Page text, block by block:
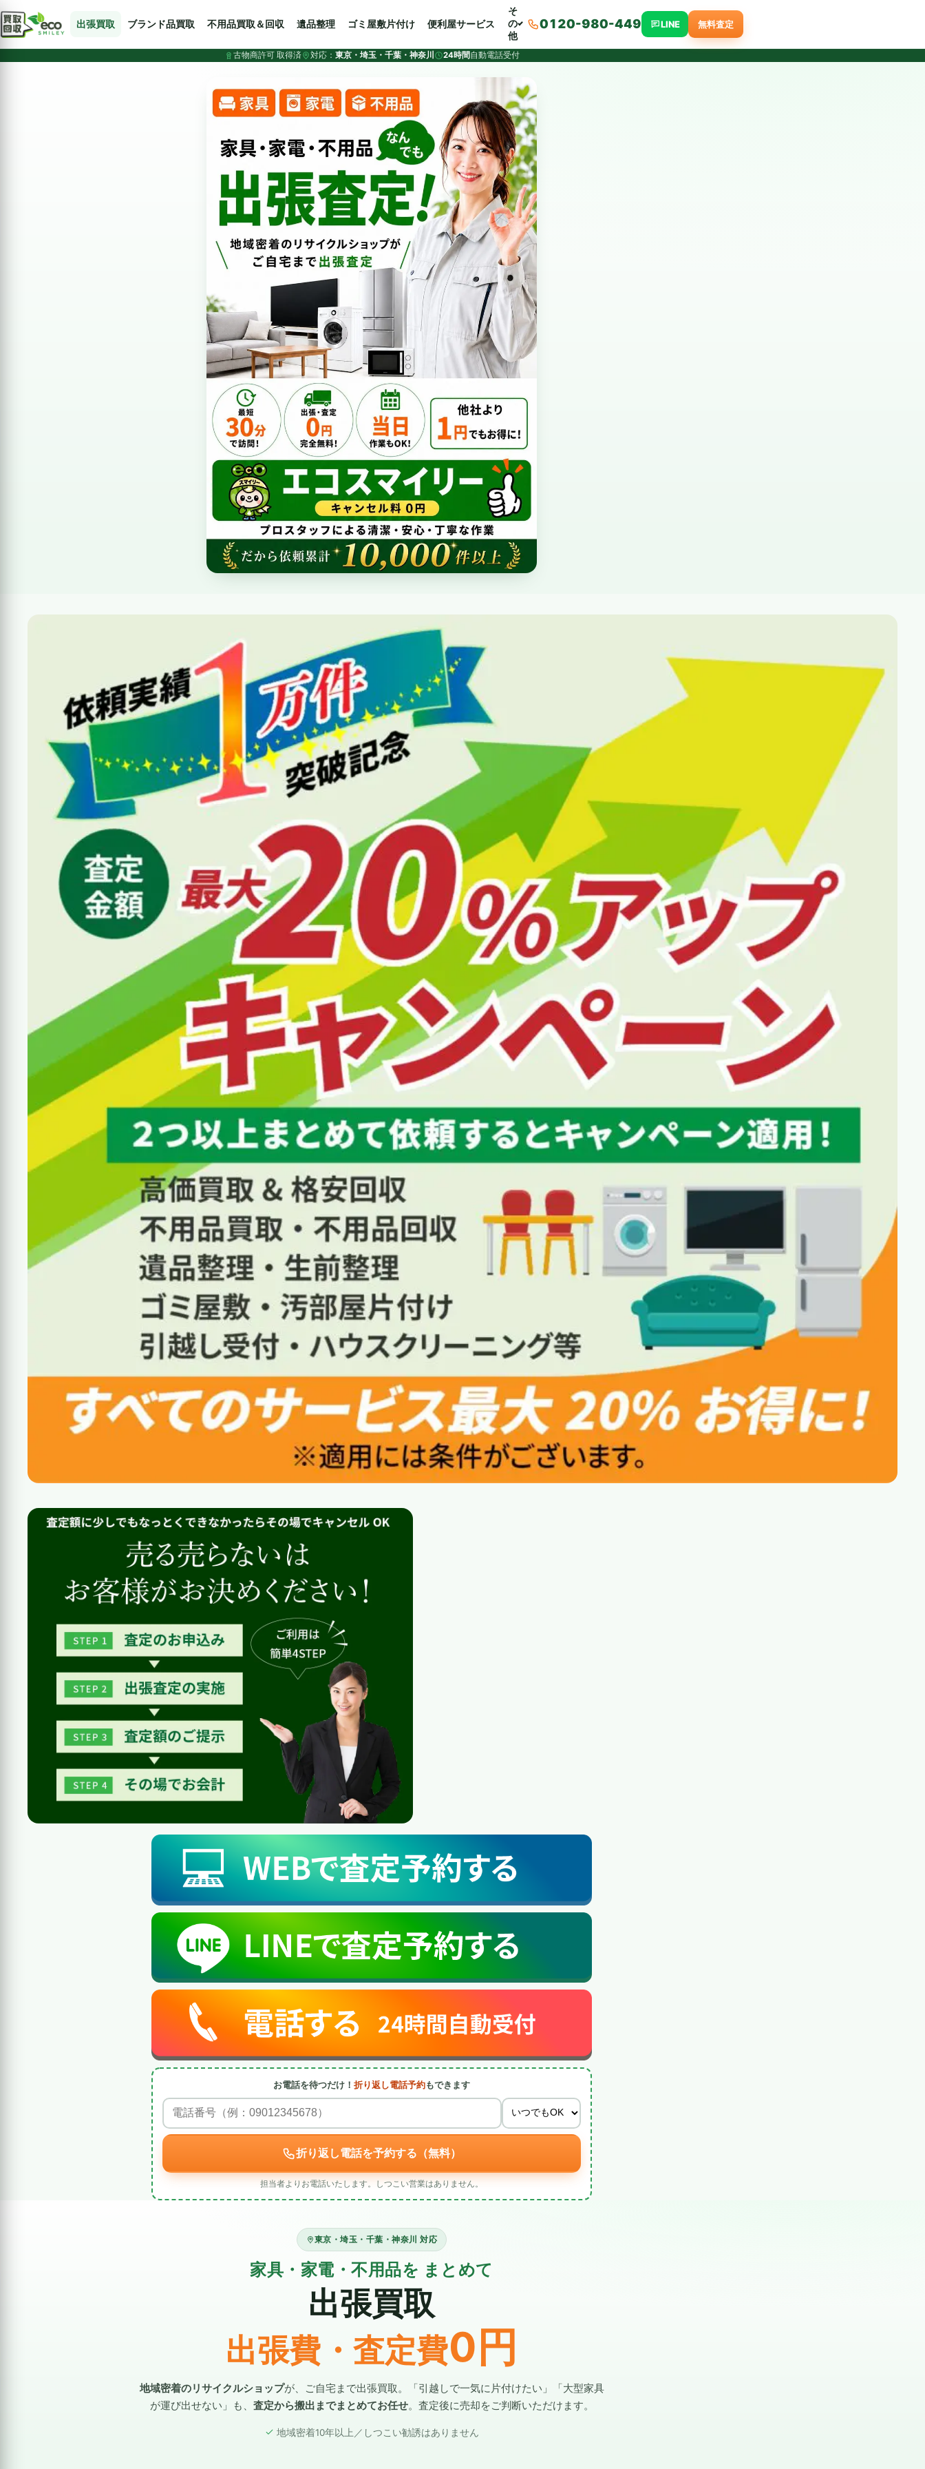
出張買取 ブランド品買取 不用品買取＆回収 遺品整理 ゴミ屋敷片付け 便利屋サービス
そ
の
他
0120-980-449 LINE 無料査定
古物商許可 取得済 対応： 東京・埼玉・千葉・神奈川 24時間自動電話受付
お電話を待つだけ！ 折り返し電話予約もできます
折り返し電話を予約する（無料）
担当者よりお電話いたします。しつこい営業はありません。
東京・埼玉・千葉・神奈川 対応
家具・家電・不用品を まとめて
出張買取
出張費・査定費0円
地域密着のリサイクルショップが、ご自宅まで出張買取。「引越しで一気に片付けたい」「大型家具
が運び出せない」も、 査定から搬出までまとめてお任せ。査定後に売却をご判断いただけます。
地域密着10年以上／しつこい勧誘はありません